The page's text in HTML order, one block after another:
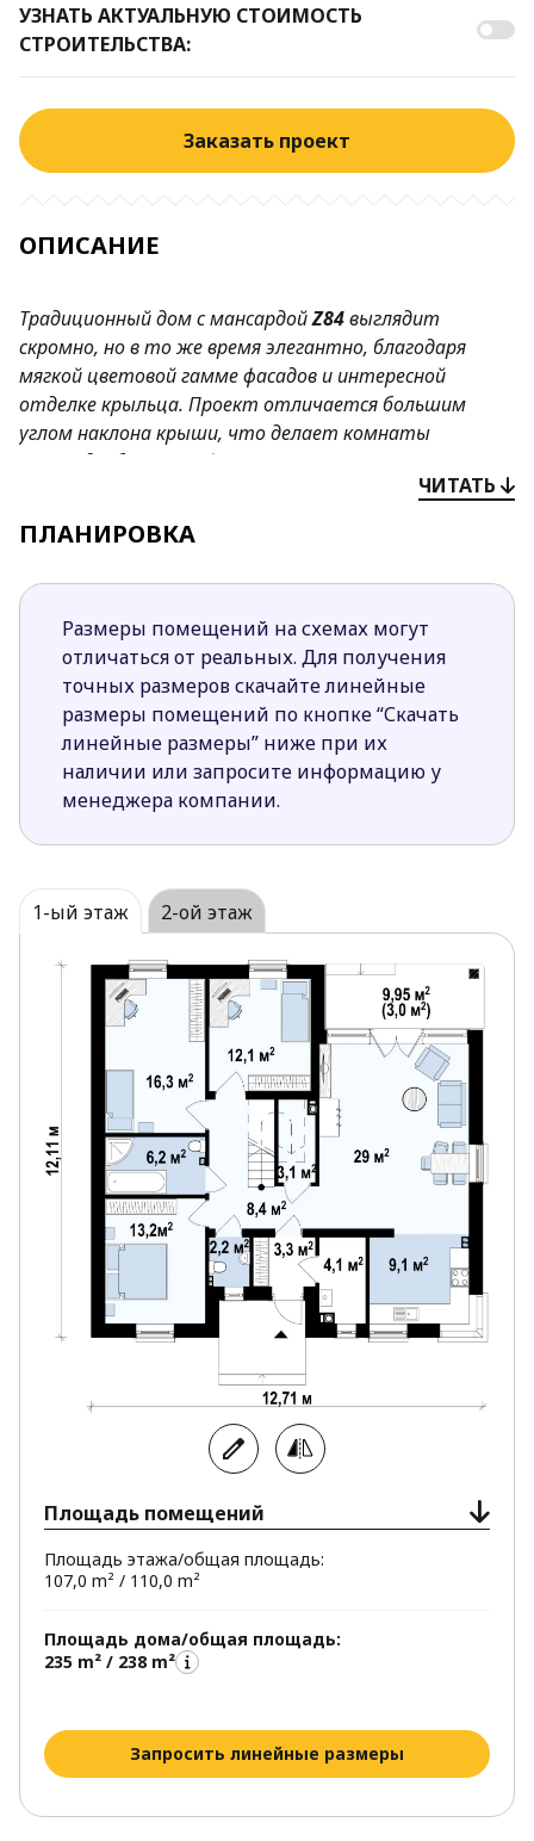
УЗНАТЬ АКТУАЛЬНУЮ СТОИМОСТЬ
СТРОИТЕЛЬСТВА:
Заказать проект
ОПИСАНИЕ
Традиционный дом с мансардойZ84выглядит
скромно, но в то же время элегантно, благодаря
мягкой цветовой гамме фасадов и интересной
отделке крыльца. Проект отличается большим
углом наклона крыши, что делает комнаты
мансарды более комфортными
комфортом разместиться в доме большой
Размещение трех спален на первом этаже дает
возможность вести строительство дома
поэтапно, или отказаться от обустройства
мансарды, если в этом нет потребности.
Открытая планировка кухни зрительно
увеличивает пространство дневной зоны и
способствует ее лучшей освещенности.
Крытая терраса поможет приготовить вкусный
Расположение окон в дневной зоне с трех
сторон (северной, западной и южной), а также
большие площади остекления и угловое окно
способствуют лучшему естественному
освещению.
Кладовая расположенная рядом с кухней очень
практична для хранения запасов и кухонной
Санузлы расположенные один над другим
упрощают проведение в доме водопровода и
канализации.
Традиционный стиль дома придется по вкусу
сторонникам классической архитектуры.
ЧИТАТЬ
ПЛАНИРОВКА
Размеры помещений на схемах могут
отличаться от реальных. Для получения
точных размеров скачайте линейные
размеры помещений по кнопке “Скачать
линейные размеры” ниже при их
наличии или запросите информацию у
менеджера компании.
1-ый этаж 2-ой этаж
Площадь помещений
Площадь этажа/общая площадь:
107,0 m² / 110,0 m²
Площадь дома/общая площадь:
235 m² / 238 m²
Запросить линейные размеры